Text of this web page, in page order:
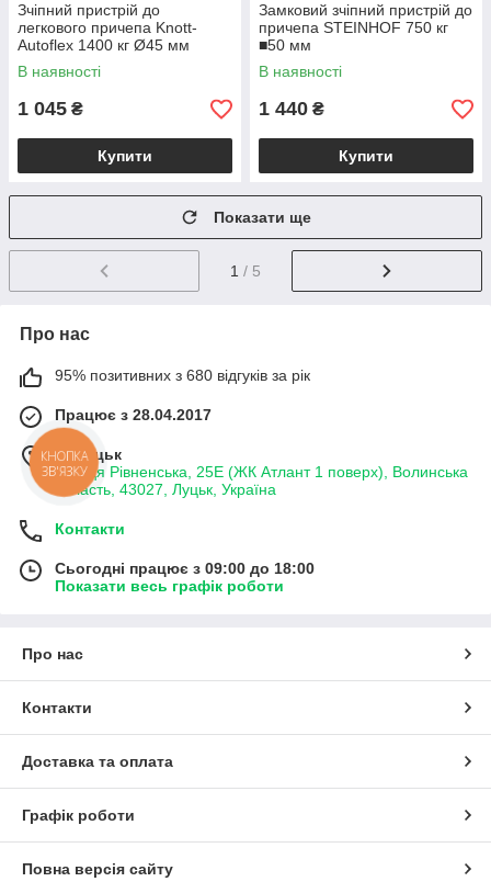
Зчіпний пристрій до
легкового причепа Knott-
Autoflex 1400 кг Ø45 мм
6E0040.004
В наявності
1 045 ₴
Купити
Замковий зчіпний пристрій до
причепа STEINHOF 750 кг
■50 мм
В наявності
1 440 ₴
Купити
Показати ще
1 / 5
Про нас
95% позитивних з 680 відгуків за рік
Працює з 28.04.2017
м. Луцьк
вулиця Рівненська, 25Е (ЖК Атлант 1 поверх), Волинська
область, 43027, Луцьк, Україна
Контакти
Сьогодні працює з 09:00 до 18:00
Показати весь графік роботи
Про нас
Контакти
Доставка та оплата
Графік роботи
Повна версія сайту
КНОПКА
ЗВ'ЯЗКУ